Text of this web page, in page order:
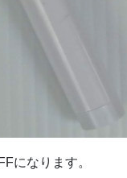
になります。